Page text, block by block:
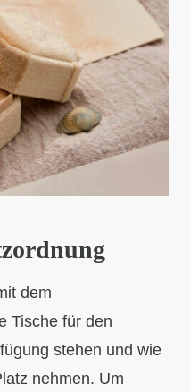
dem
Tische für den
stehen und wie
nehmen. Um